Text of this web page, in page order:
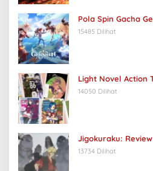
Pola Spin Gacha
15485 Dilihat
Light Novel Action
14050 Dilihat
Jigokuraku:
13734 Dilihat